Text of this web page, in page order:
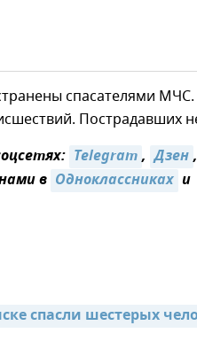
спасателями МЧС.
Пострадавших
Telegram, Дзен,
в Одноклассниках и
спасли шестерых